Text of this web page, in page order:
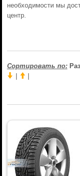
необходимости мы
центр.
Сортировать по: